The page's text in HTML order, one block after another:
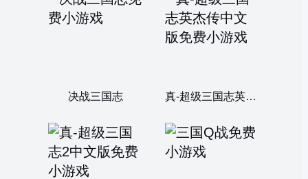
决战三国志 真-超级三国志英杰传中文版